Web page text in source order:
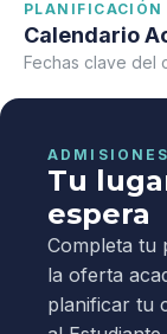
PLANIFICACIÓN
Calendario
Fechas clave del
Tu
espera
Completa tu
la oferta
planificar tu